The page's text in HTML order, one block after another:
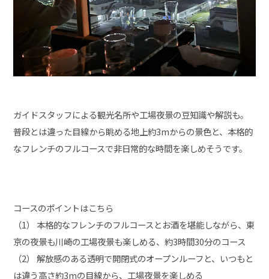
ガイドスタッフによる観光名所や工場夜景の豆知識や解説も。
普段とは違った目線から眺める地上約3mからの景色と、本格的
なフレンチのフルコースで非日常的な時間を楽しめそうです。
コースのポイントはこちら
（1） 本格的なフレンチのフルコースとお酒を堪能しながら、東
京の夜景も川崎の工場夜景も楽しめる、約3時間30分のコース
（2） 解放感のある透明で開閉式のオープンルーフと、いつもと
は違う高さ約3mの目線から、工場夜景を楽しめる